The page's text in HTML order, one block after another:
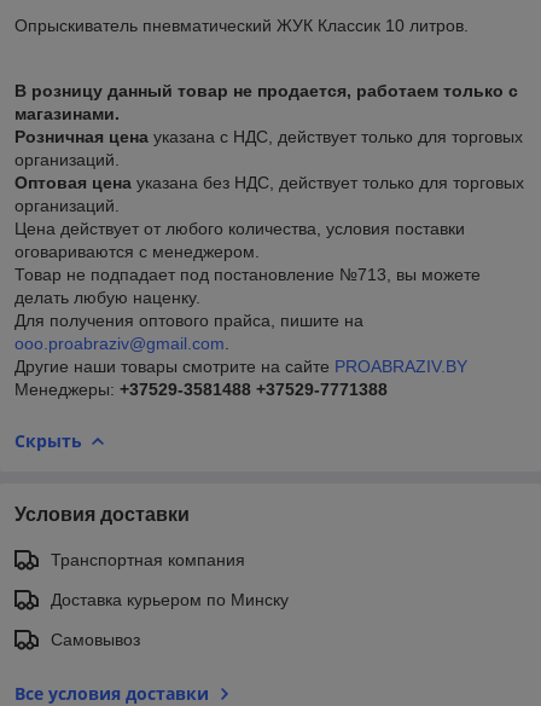
Опрыскиватель пневматический ЖУК Классик 10 литров.
В розницу данный товар не продается, работаем только с
магазинами.
Розничная цена указана с НДС, действует только для торговых
организаций.
Оптовая цена указана без НДС, действует только для торговых
организаций.
Цена действует от любого количества, условия поставки
оговариваются с менеджером.
Товар не подпадает под постановление №713, вы можете
делать любую наценку.
Для получения оптового прайса, пишите на
ooo.proabraziv@gmail.com
Другие наши товары смотрите на сайте PROABRAZIV.BY
Менеджеры: +37529-3581488 +37529-7771388
Скрыть
Условия доставки
Транспортная компания
Доставка курьером по Минску
Самовывоз
Все условия доставки